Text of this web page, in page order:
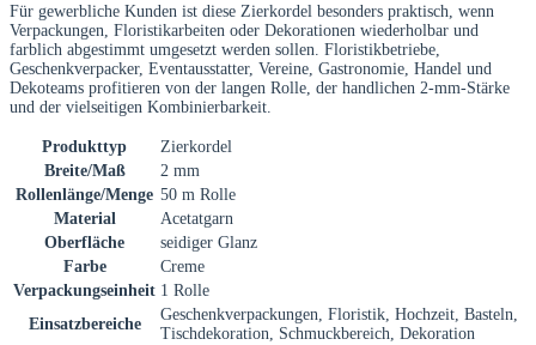
Für gewerbliche Kunden ist diese Zierkordel besonders praktisch, wenn
Verpackungen, Floristikarbeiten oder Dekorationen wiederholbar und
farblich abgestimmt umgesetzt werden sollen. Floristikbetriebe,
Geschenkverpacker, Eventausstatter, Vereine, Gastronomie, Handel und
Dekoteams profitieren von der langen Rolle, der handlichen 2-mm-Stärke
und der vielseitigen Kombinierbarkeit.
Produkttyp
Zierkordel
Breite/Maß
2 mm
Rollenlänge/Menge 50 m Rolle
Material
Acetatgarn
Oberfläche
seidiger Glanz
Farbe
Creme
Verpackungseinheit 1 Rolle
Einsatzbereiche
Geschenkverpackungen, Floristik, Hochzeit, Basteln,
Tischdekoration, Schmuckbereich, Dekoration